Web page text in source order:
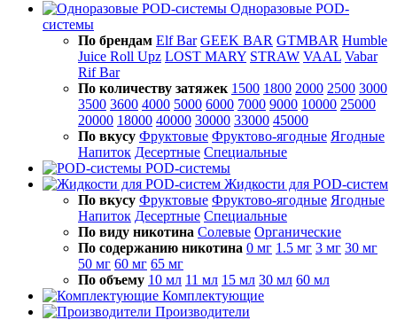
Одноразовые POD-
системы
По брендам Elf Bar GEEK BAR GTMBAR Humble
Juice Roll Upz LOST MARY STRAW VAAL Vabar
Rif Bar
По количеству затяжек 1500 1800 2000 2500 3000
3500 3600 4000 5000 6000 7000 9000 10000 25000
20000 18000 40000 30000 33000 45000
По вкусу Фруктовые Фруктово-ягодные Ягодные
Напиток Десертные Специальные
POD-системы
Жидкости для POD-систем
По вкусу Фруктовые Фруктово-ягодные Ягодные
Напиток Десертные Специальные
По виду никотина Солевые Органические
По содержанию никотина 0 мг 1.5 мг 3 мг 30 мг
50 мг 60 мг 65 мг
По объему 10 мл 11 мл 15 мл 30 мл 60 мл
Комплектующие
Производители